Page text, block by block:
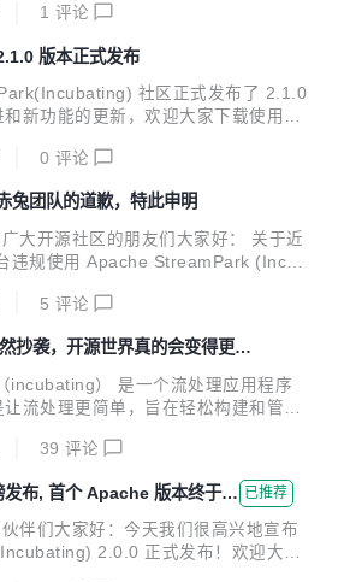
用性进一步提升，建议所有用户升级
download 欢迎 使
特性解读 更好的支持 JAR 类型作业
1 评论
版本正式发布
社区正式发布了 2.1.0
新功能的更新，欢迎大家下载使用。
业安全工具的检测，安全性大大提
2.0.0 大版本 的增强修复版，具备
建议所有用户升级到这个版本。 Gith
apache/streampark 官 网: https://str
0 评论
兔团队的道歉，特此申明
大开源社区的朋友们大家好： 关于近
违规使用 Apache StreamPark (Incub
, 并且公开在官网[2] 做出了道歉声明:
的响应，StreamPark 团队正式声明
方在发生这件事情之后有着十分积极
做出了妥善处理，相信之前出于对开
5 评论
抄袭，开源世界真的会变得更好
incubating） 是一个流处理应用程序
流处理更简单，旨在轻松构建和管理
开发框架。同时，StreamPark 提供
平台，核心能力包括但不限于流应用开
署、运维、实时数仓等。2021 年 4
开源，于 2022 年 8 月更名为 Strea
9 月 正式成为 Apache 开源软件基
袭侵权 前几天，有开发者跟我们反
39 评论
布, 首个 Apache 版本终于来 已推荐
伴们大家好：今天我们很高兴地宣布
2.0.0 正式发布！欢迎大家